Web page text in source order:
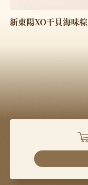
新東陽XO干貝海味粽